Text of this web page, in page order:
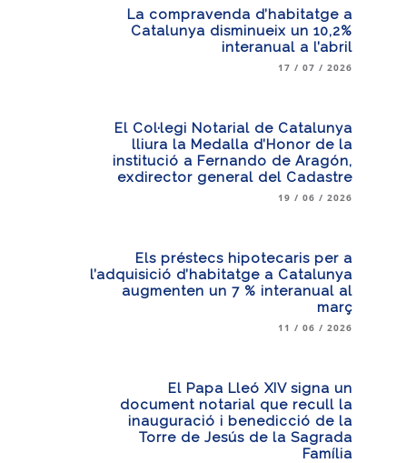
La compravenda d’habitatge a
Catalunya disminueix un 10,2%
interanual a l’abril
17 / 07 / 2026
El Col·legi Notarial de Catalunya
lliura la Medalla d’Honor de la
institució a Fernando de Aragón,
exdirector general del Cadastre
19 / 06 / 2026
Els préstecs hipotecaris per a
l’adquisició d’habitatge a Catalunya
augmenten un 7 % interanual al
març
11 / 06 / 2026
El Papa Lleó XIV signa un
document notarial que recull la
inauguració i benedicció de la
Torre de Jesús de la Sagrada
Família